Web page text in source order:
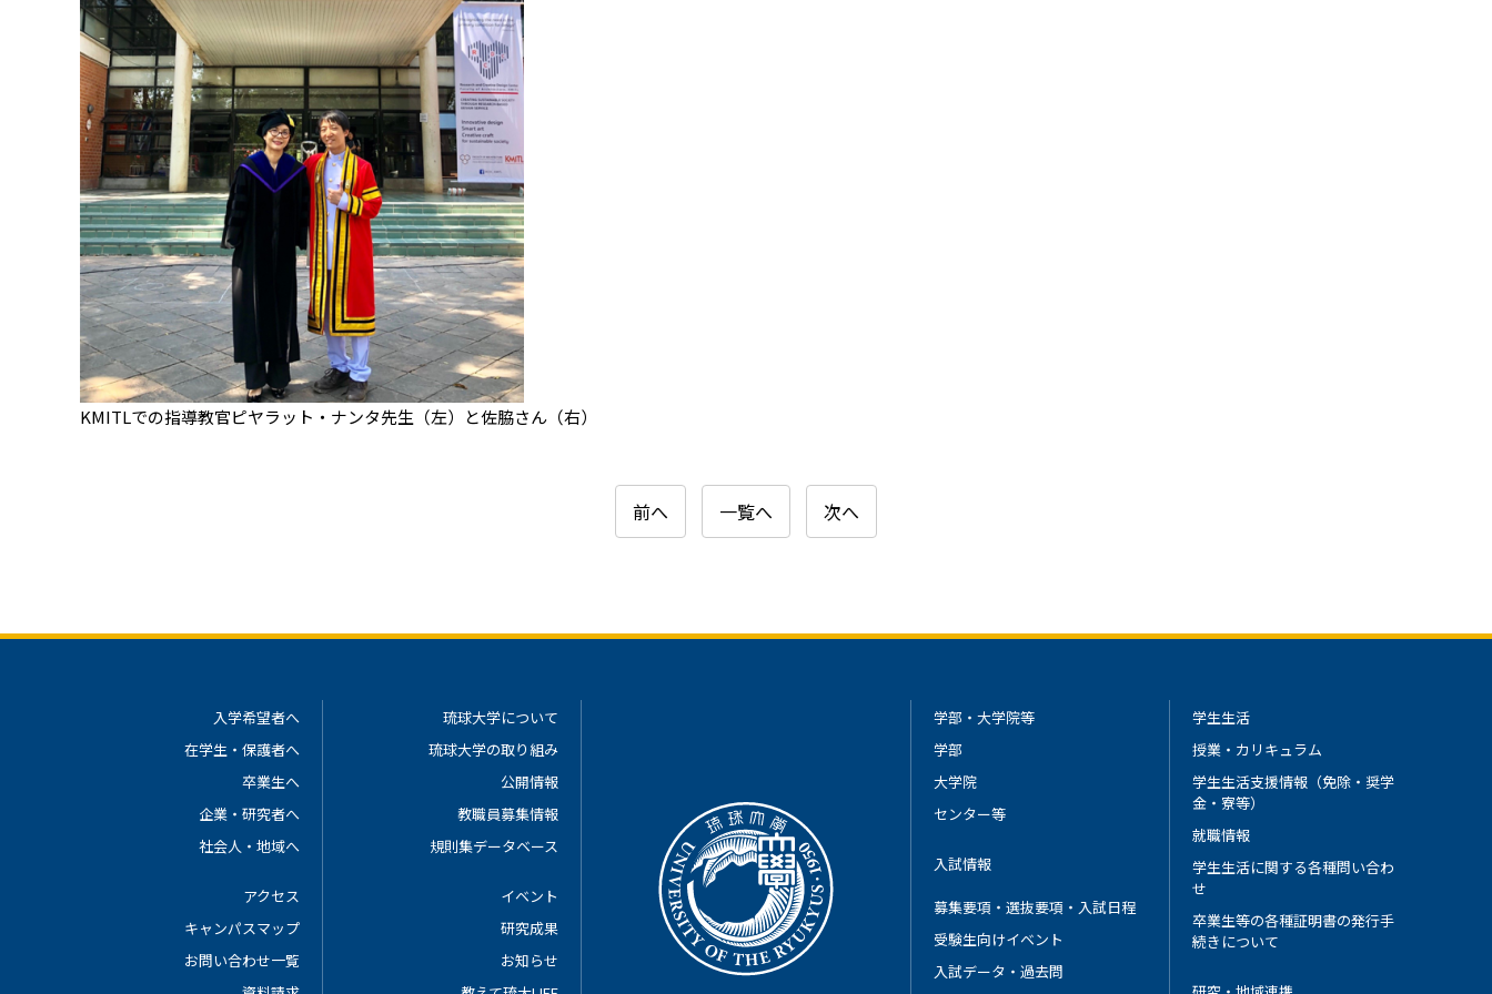
KMITLでの指導教官ピヤラット・ナンタ先生（左）と佐脇さん（右）
前へ 一覧へ 次へ
入学希望者へ
在学生・保護者へ
卒業生へ
企業・研究者へ
社会人・地域へ
アクセス
キャンパスマップ
お問い合わせ一覧
琉球大学について
琉球大学の取り組み
公開情報
教職員募集情報
規則集データベース
イベント
研究成果
お知らせ
学部・大学院等
学部
大学院
センター等
入試情報
募集要項・選抜要項・入試日程
受験生向けイベント
入試データ・過去問
学生生活
授業・カリキュラム
学生生活支援情報（免除・奨学
金・寮等）
就職情報
学生生活に関する各種問い合わ
せ
卒業生等の各種証明書の発行手
続きについて